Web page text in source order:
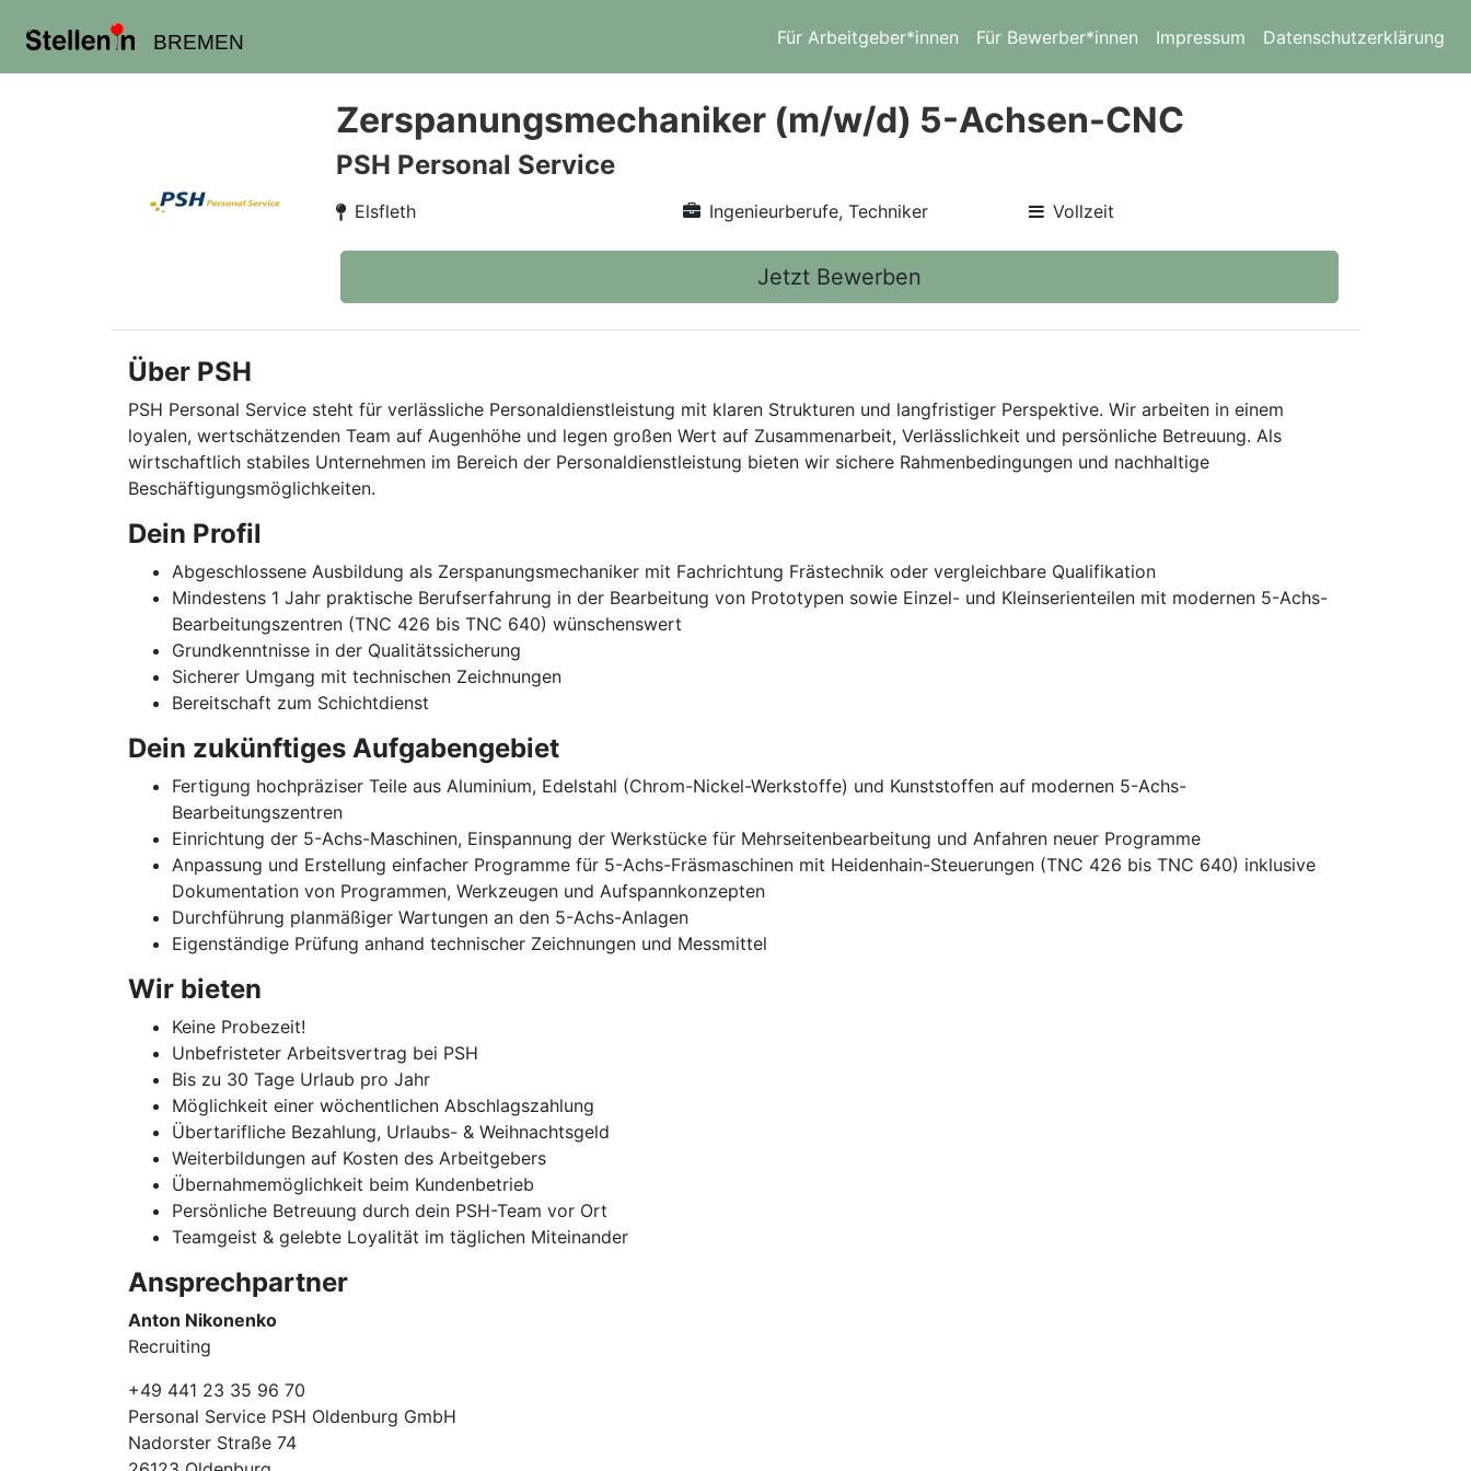
BREMEN Für Arbeitgeber*innen Für Bewerber*innen Impressum Datenschutzerklärung
Zerspanungsmechaniker (m/w/d) 5-Achsen-CNC
PSH Personal Service
Elsfleth Ingenieurberufe, Techniker Vollzeit
Jetzt Bewerben
Über PSH
PSH Personal Service steht für verlässliche Personaldienstleistung mit klaren Strukturen und langfristiger Perspektive. Wir arbeiten in einem
loyalen, wertschätzenden Team auf Augenhöhe und legen großen Wert auf Zusammenarbeit, Verlässlichkeit und persönliche Betreuung. Als
wirtschaftlich stabiles Unternehmen im Bereich der Personaldienstleistung bieten wir sichere Rahmenbedingungen und nachhaltige
Beschäftigungsmöglichkeiten.
Dein Profil
Abgeschlossene Ausbildung als Zerspanungsmechaniker mit Fachrichtung Frästechnik oder vergleichbare Qualifikation
Mindestens 1 Jahr praktische Berufserfahrung in der Bearbeitung von Prototypen sowie Einzel- und Kleinserienteilen mit modernen 5-Achs-
Bearbeitungszentren (TNC 426 bis TNC 640) wünschenswert
Grundkenntnisse in der Qualitätssicherung
Sicherer Umgang mit technischen Zeichnungen
Bereitschaft zum Schichtdienst
Dein zukünftiges Aufgabengebiet
Fertigung hochpräziser Teile aus Aluminium, Edelstahl (Chrom-Nickel-Werkstoffe) und Kunststoffen auf modernen 5-Achs-
Bearbeitungszentren
Einrichtung der 5-Achs-Maschinen, Einspannung der Werkstücke für Mehrseitenbearbeitung und Anfahren neuer Programme
Anpassung und Erstellung einfacher Programme für 5-Achs-Fräsmaschinen mit Heidenhain-Steuerungen (TNC 426 bis TNC 640) inklusive
Dokumentation von Programmen, Werkzeugen und Aufspannkonzepten
Durchführung planmäßiger Wartungen an den 5-Achs-Anlagen
Eigenständige Prüfung anhand technischer Zeichnungen und Messmittel
Wir bieten
Keine Probezeit!
Unbefristeter Arbeitsvertrag bei PSH
Bis zu 30 Tage Urlaub pro Jahr
Möglichkeit einer wöchentlichen Abschlagszahlung
Übertarifliche Bezahlung, Urlaubs- & Weihnachtsgeld
Weiterbildungen auf Kosten des Arbeitgebers
Übernahmemöglichkeit beim Kundenbetrieb
Persönliche Betreuung durch dein PSH-Team vor Ort
Teamgeist & gelebte Loyalität im täglichen Miteinander
Ansprechpartner
Anton Nikonenko
Recruiting
+49 441 23 35 96 70
Personal Service PSH Oldenburg GmbH
Nadorster Straße 74